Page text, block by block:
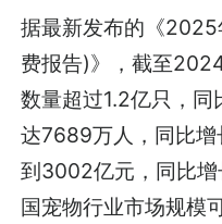
据最新发布的《
费报告)》，截至
数量超过1.2亿只，同
达7689万人，同比
到3002亿元，同比
国宠物行业市场规模